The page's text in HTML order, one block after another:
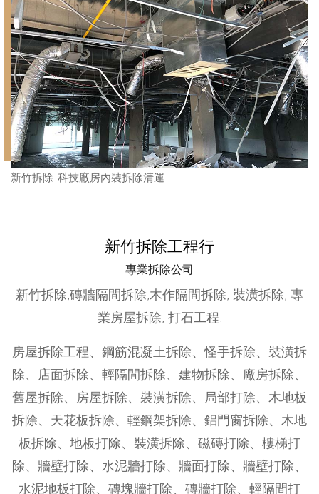
新竹拆除-科技廠房內裝拆除清運
新竹拆除工程行
專業拆除公司
新竹拆除,磚牆隔間拆除,木作隔間拆除, 裝潢拆除, 專
業房屋拆除, 打石工程.
房屋拆除工程、鋼筋混凝土拆除、怪手拆除、裝潢拆
除、店面拆除、輕隔間拆除、建物拆除、廠房拆除、
舊屋拆除、房屋拆除、裝潢拆除、局部打除、木地板
拆除、天花板拆除、輕鋼架拆除、鋁門窗拆除、木地
板拆除、地板打除、裝潢拆除、磁磚打除、樓梯打
除、牆壁打除、水泥牆打除、牆面打除、牆壁打除、
水泥地板打除、磚塊牆打除、磚牆打除、輕隔間打